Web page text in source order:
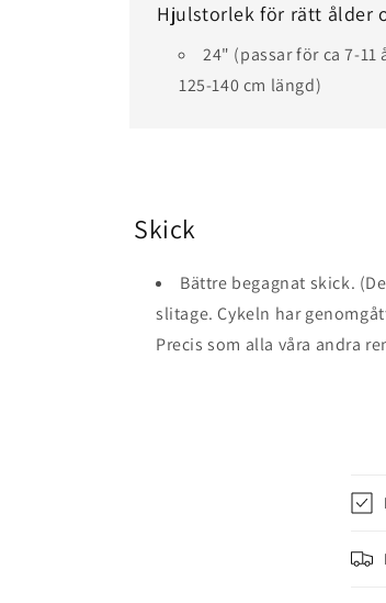
Hjulstorlek för rätt ålder
24" (passar för ca 7-11
125-140 cm längd)
Skick
Bättre begagnat skick.
slitage. Cykeln har
Precis som alla våra andra
I
n
n